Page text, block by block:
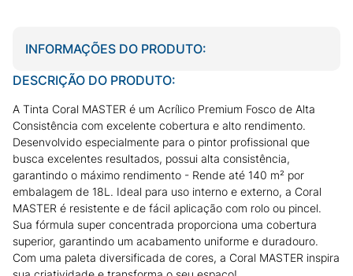
INFORMAÇÕES DO PRODUTO:
DESCRIÇÃO DO PRODUTO:
A Tinta Coral MASTER é um Acrílico Premium Fosco de Alta
Consistência com excelente cobertura e alto rendimento.
Desenvolvido especialmente para o pintor profissional que
busca excelentes resultados, possui alta consistência,
garantindo o máximo rendimento - Rende até 140 m² por
embalagem de 18L. Ideal para uso interno e externo, a Coral
MASTER é resistente e de fácil aplicação com rolo ou pincel.
Sua fórmula super concentrada proporciona uma cobertura
superior, garantindo um acabamento uniforme e duradouro.
Com uma paleta diversificada de cores, a Coral MASTER inspira